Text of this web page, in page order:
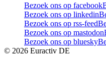
Bezoek ons op facebook
Bezoek ons op linkedin
Bezoek ons op rss-feed
Bezoek ons op mastodon
Bezoek ons op bluesky
© 2026 Euractiv DE